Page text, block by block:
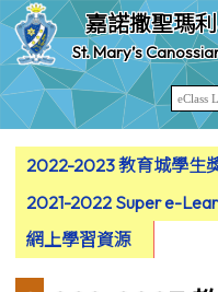
嘉諾撒聖瑪
St. Mary’s
2022-2023 教育城學生
2021-2022 Super e-
網上學習資源